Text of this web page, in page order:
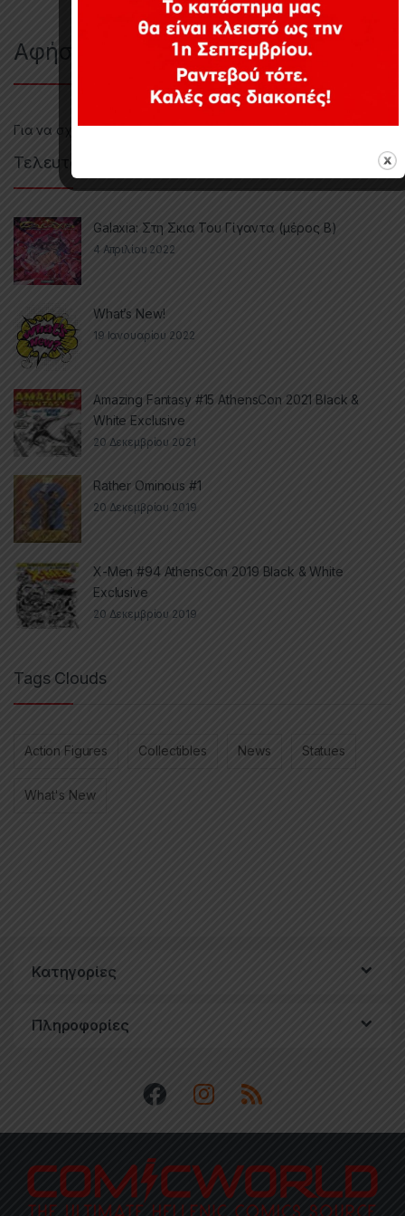
Αφήστε μια απάντηση
Για να σχολιάσετε πρέπει νασυνδεθείτε.
Τελευταία Άρθρα
Galaxia: Στη Σκια Του Γίγαντα (μέρος Β)
4 Απριλίου 2022
What’s New!
19 Ιανουαρίου 2022
Amazing Fantasy #15 AthensCon 2021 Black &
White Exclusive
20 Δεκεμβρίου 2021
Rather Ominous #1
20 Δεκεμβρίου 2019
X-Men #94 AthensCon 2019 Black & White
Exclusive
20 Δεκεμβρίου 2019
Tags Clouds
Action Figures Collectibles News Statues
What's New
Κατηγορίες
Πληροφορίες